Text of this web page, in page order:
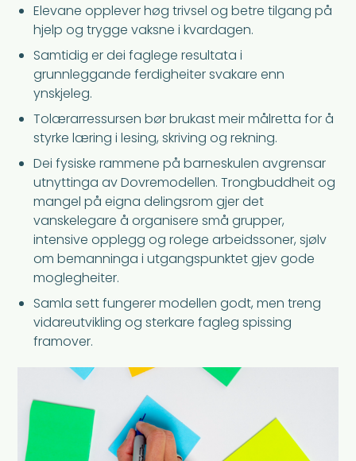
Elevane opplever høg trivsel og betre tilgang på
hjelp og trygge vaksne i kvardagen.
Samtidig er dei faglege resultata i
grunnleggande ferdigheiter svakare enn
ynskjeleg.
Tolærarressursen bør brukast meir målretta for å
styrke læring i lesing, skriving og rekning.
Dei fysiske rammene på barneskulen avgrensar
utnyttinga av Dovremodellen. Trongbuddheit og
mangel på eigna delingsrom gjer det
vanskelegare å organisere små grupper,
intensive opplegg og rolege arbeidssoner, sjølv
om bemanninga i utgangspunktet gjev gode
moglegheiter.
Samla sett fungerer modellen godt, men treng
vidareutvikling og sterkare fagleg spissing
framover.